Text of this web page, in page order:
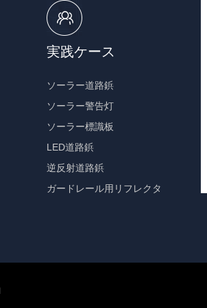
実践ケース
ソーラー道路鋲
ソーラー警告灯
ソーラー標識板
LED道路鋲
逆反射道路鋲
ガードレール用リフレクタ